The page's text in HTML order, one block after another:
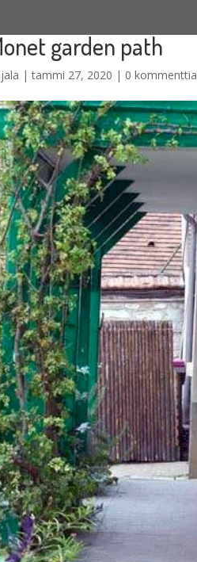
garden path
|tammi 27, 2020 | 0 kommenttia